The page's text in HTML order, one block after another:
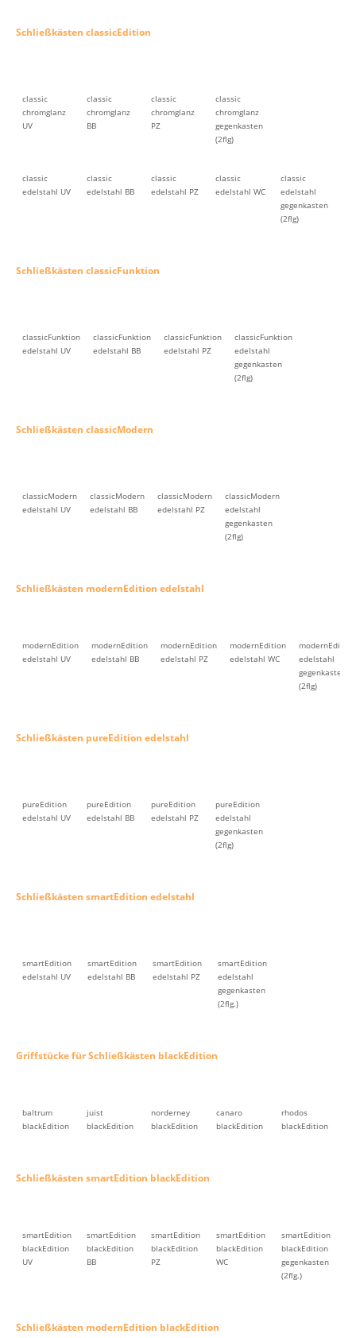
Schließkästen classicEdition
classic
chromglanz
UV
classic
chromglanz
BB
classic
chromglanz
PZ
classic
chromglanz
gegenkasten
(2flg)
classic
edelstahl UV
classic
edelstahl BB
classic
edelstahl PZ
classic
edelstahl WC
classic
edelstahl
gegenkasten
(2flg)
Schließkästen classicFunktion
classicFunktion
edelstahl UV
classicFunktion
edelstahl BB
classicFunktion
edelstahl PZ
classicFunktion
edelstahl
gegenkasten
(2flg)
Schließkästen classicModern
classicModern
edelstahl UV
classicModern
edelstahl BB
classicModern
edelstahl PZ
classicModern
edelstahl
gegenkasten
(2flg)
Schließkästen modernEdition edelstahl
modernEdition
edelstahl UV
modernEdition
edelstahl BB
modernEdition
edelstahl PZ
modernEdition
edelstahl WC
modernEdition
edelstahl
gegenkasten
(2flg)
Schließkästen pureEdition edelstahl
pureEdition
edelstahl UV
pureEdition
edelstahl BB
pureEdition
edelstahl PZ
pureEdition
edelstahl
gegenkasten
(2flg)
Schließkästen smartEdition edelstahl
smartEdition
edelstahl UV
smartEdition
edelstahl BB
smartEdition
edelstahl PZ
smartEdition
edelstahl
gegenkasten
(2flg.)
Griffstücke für Schließkästen blackEdition
baltrum
blackEdition
juist
blackEdition
norderney
blackEdition
canaro
blackEdition
rhodos
blackEdition
Schließkästen smartEdition blackEdition
smartEdition
blackEdition
UV
smartEdition
blackEdition
BB
smartEdition
blackEdition
PZ
smartEdition
blackEdition
WC
smartEdition
blackEdition
gegenkasten
(2flg.)
Schließkästen modernEdition blackEdition